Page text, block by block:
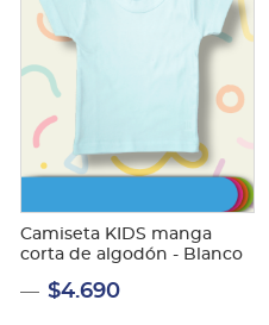
Camiseta KIDS manga
corta de algodón - Blanco
$4.690